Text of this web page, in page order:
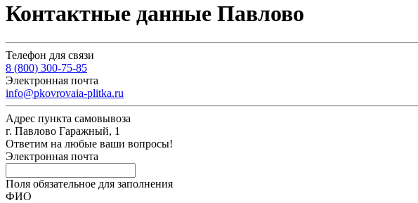
Контактные данные Павлово
Телефон для связи
8 (800) 300-75-85
Электронная почта
info@pkovrovaia-plitka.ru
Адрес пункта самовывоза
г. Павлово Гаражный, 1
Ответим на любые ваши вопросы!
Электронная почта
Поля обязательное для заполнения
ФИО